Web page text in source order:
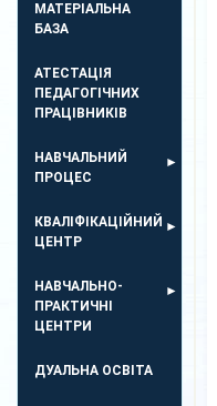
МАТЕРІАЛЬНА
БАЗА
АТЕСТАЦІЯ
ПЕДАГОГІЧНИХ
ПРАЦІВНИКІВ
НАВЧАЛЬНИЙ
ПРОЦЕС
КВАЛІФІКАЦІЙНИЙ
ЦЕНТР
НАВЧАЛЬНО-
ПРАКТИЧНІ
ЦЕНТРИ
ДУАЛЬНА ОСВІТА